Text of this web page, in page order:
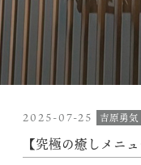
2025-07-25 吉原勇気
【究極の癒しメニ